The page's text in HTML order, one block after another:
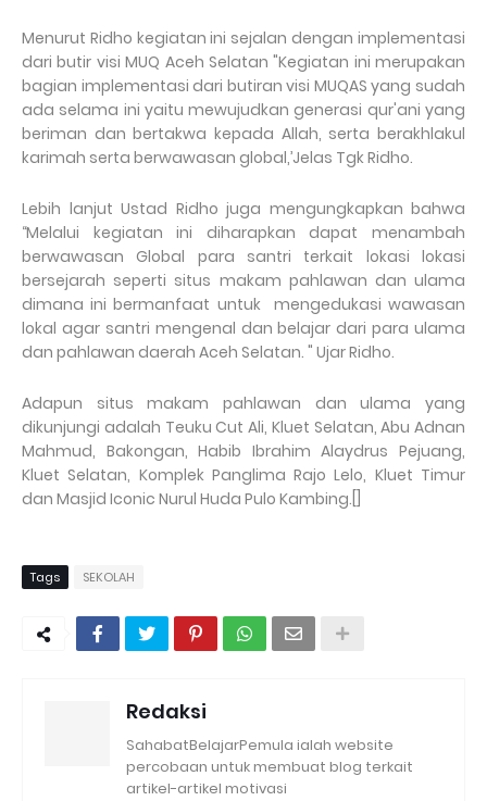
Menurut Ridho kegiatan ini sejalan dengan implementasi
dari butir visi MUQ Aceh Selatan "Kegiatan ini merupakan
bagian implementasi dari butiran visi MUQAS yang sudah
ada selama ini yaitu mewujudkan generasi qur'ani yang
beriman dan bertakwa kepada Allah, serta berakhlakul
karimah serta berwawasan global,’Jelas Tgk Ridho.
Lebih lanjut Ustad Ridho juga mengungkapkan bahwa
‘‘Melalui kegiatan ini diharapkan dapat menambah
berwawasan Global para santri terkait lokasi lokasi
bersejarah seperti situs makam pahlawan dan ulama
dimana ini bermanfaat untuk mengedukasi wawasan
lokal agar santri mengenal dan belajar dari para ulama
dan pahlawan daerah Aceh Selatan. " Ujar Ridho.
Adapun situs makam pahlawan dan ulama yang
dikunjungi adalah Teuku Cut Ali, Kluet Selatan, Abu Adnan
Mahmud, Bakongan, Habib Ibrahim Alaydrus Pejuang,
Kluet Selatan, Komplek Panglima Rajo Lelo, Kluet Timur
dan Masjid Iconic Nurul Huda Pulo Kambing.[]
Tags SEKOLAH
Redaksi
SahabatBelajarPemula ialah website
percobaan untuk membuat blog terkait
artikel-artikel motivasi